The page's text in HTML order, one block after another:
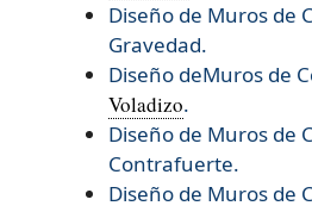
Diseño de Muros de
Gravedad.
Diseño deMuros de
Voladizo.
Diseño de Muros de
Contrafuerte.
Diseño de Muros de